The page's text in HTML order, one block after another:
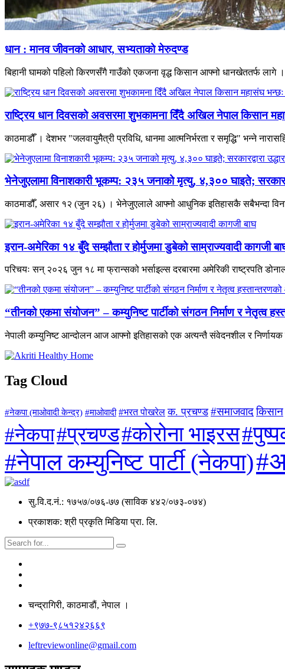
धान : मानव जीवनको आधार, सभ्यताको मेरुदण्ड
बिहानी घामको पहिलो किरणसँगै गाउँको एकजना वृद्ध किसान आफ्नो धानखेततर्फ
राष्ट्रिय धान दिवसको अवसरमा शुभकामना दिँदै अखिल नेपाल किसान
काठमाडौँ । देशभर "जलवायुमैत्री प्रविधि, धानमा आत्मनिर्भरता र समृद्धि" भन्ने
भेनेजुएलामा विनाशकारी भूकम्प: २३५ जनाको मृत्यु, ४,३०० घाइते;
काठमाडौँ, असार १२ (जुन २६) । भेनेजुएलाले आफ्नो आधुनिक इतिहासकै सबैभन्दा
इरान-अमेरिका १४ बुँदे सम्झौता र होर्मुजमा डुबेको साम्राज्यवादी कागजी
परिचयः सन् २०२६ जुन १८ मा फ्रान्सको भर्साइल्स दरबारमा अमेरिकी राष्ट्रपति
“तीनको एकमा संयोजन” – कम्युनिष्ट पार्टीको संगठन निर्माण र नेतृत्व
नेपाली कम्युनिष्ट आन्दोलन आज आफ्नो इतिहासको एक अत्यन्तै संवेदनशील र निर्णायक
Tag Cloud
#नेकपा (माओवादी केन्द्र) #माओवादी #भरत पोखरेल क. प्रचण्ड #समाजवादकिसान
#नेकपा#प्रचण्ड#कोरोना भाइरस
#नेपाल कम्युनिष्ट पार्टी (नेकपा)
सु.वि.द.नं.: १७५७/०७६-७७ (साविक ४४२/०७३-०७४)
प्रकाशक: श्री प्रकृति मिडिया प्रा. लि.
चन्द्रागिरी, काठमाडाैं, नेपाल ।
+९७७-९८५१२४२६६९
leftreviewonline@gmail.com